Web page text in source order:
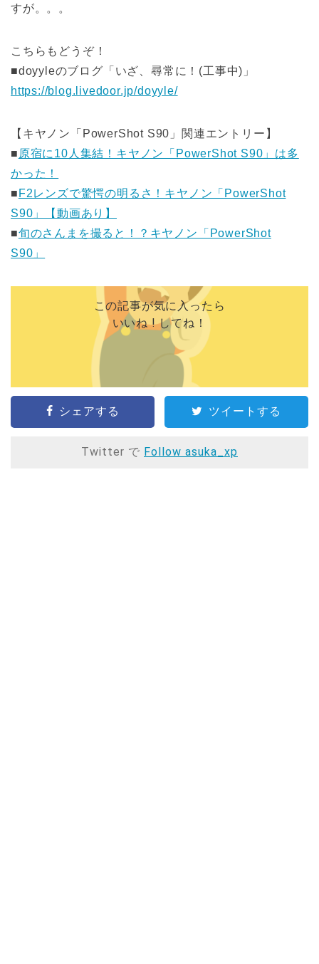
すが。。。
こちらもどうぞ！
■doyyleのブログ「いざ、尋常に！(工事中)」
https://blog.livedoor.jp/doyyle/
【キヤノン「PowerShot S90」関連エントリー】
■ 原宿に10人集結！キヤノン「PowerShot S90」は多
かった！
■ F2レンズで驚愕の明るさ！キヤノン「PowerShot
S90」【動画あり】
■旬のさんまを撮ると！？キヤノン「PowerShot
S90」
この記事が気に入ったら
いいね ! してね！
シェアする ツイートする
Twitter で Follow asuka_xp